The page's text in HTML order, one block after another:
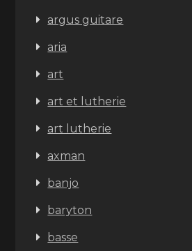
argus guitare
aria
art
art et lutherie
art lutherie
axman
banjo
baryton
basse